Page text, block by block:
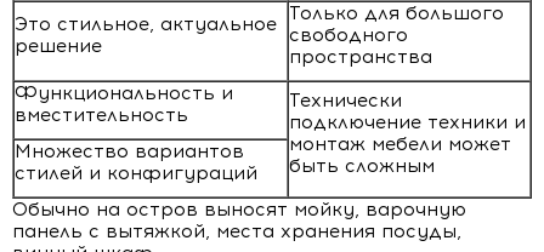
Это стильное, актуальное
решение
Только для большого
свободного
пространства
Функциональность и
вместительность
Технически
подключение техники и
монтаж мебели может
быть сложным
Множество вариантов
стилей и конфигураций
Обычно на остров выносят мойку, варочную
панель с вытяжкой, места хранения посуды,